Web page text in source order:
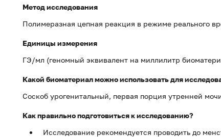
Метод исследования
Полимеразная цепная реакция в режиме реального
Единицы измерения
ГЭ/мл (геномный эквивалент на миллилитр
Какой биоматериал можно использовать для
Соскоб урогенитальный, первая порция утренней
Как правильно подготовиться к исследованию?
Исследование рекомендуется проводить до